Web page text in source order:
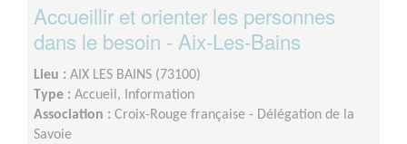
Accueillir et orienter les personnes
dans le besoin - Aix-Les-Bains
Lieu : AIX LES BAINS (73100)
Type : Accueil, Information
Association : Croix-Rouge française - Délégation de la
Savoie